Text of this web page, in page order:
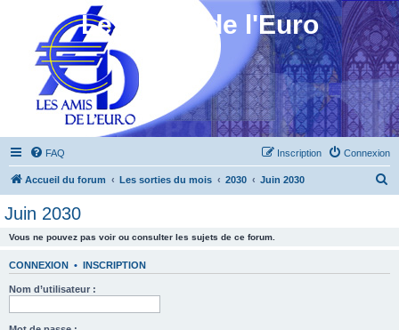
Les Amis de l'Euro
FAQ Connexion
Inscription
Accueil du forum Les sorties du mois 2030 Juin 2030
Juin 2030
Vous ne pouvez pas voir ou consulter les sujets de ce forum.
CONNEXION • INSCRIPTION
Nom d’utilisateur :